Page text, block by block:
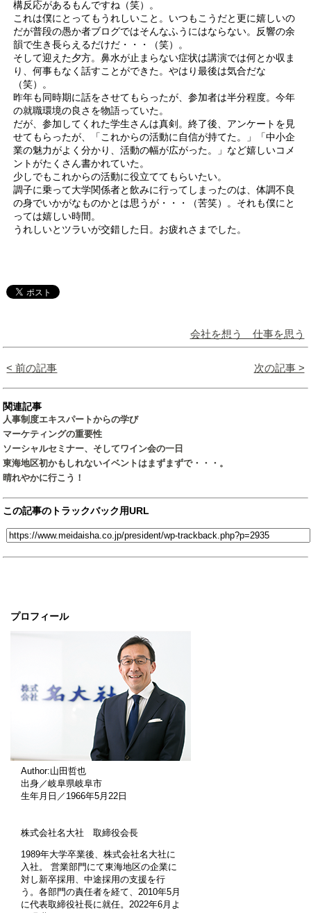
プロフィール
Author:山田哲也
出身／岐阜県岐阜市
生年月日／1966年5月22日
株式会社名大社 取締役会長
1989年大学卒業後、株式会社名大社に
入社。 営業部門にて東海地区の企業に
対し新卒採用、中途採用の支援を行
う。各部門の責任者を経て、2010年5月
に代表取締役社長に就任。2022年6月よ
構反応があるもんですね（笑）。
これは僕にとってもうれしいこと。いつもこうだと更に嬉しいの
だが普段の愚か者ブログではそんなふうにはならない。反響の余
韻で生き長らえるだけだ・・・（笑）。
そして迎えた夕方。鼻水が止まらない症状は講演では何とか収ま
り、何事もなく話すことができた。やはり最後は気合だな
（笑）。
昨年も同時期に話をさせてもらったが、参加者は半分程度。今年
の就職環境の良さを物語っていた。
だが、参加してくれた学生さんは真剣。終了後、アンケートを見
せてもらったが、「これからの活動に自信が持てた。」「中小企
業の魅力がよく分かり、活動の幅が広がった。」など嬉しいコメ
ントがたくさん書かれていた。
少しでもこれからの活動に役立ててもらいたい。
調子に乗って大学関係者と飲みに行ってしまったのは、体調不良
の身でいかがなものかとは思うが・・・（苦笑）。それも僕にと
っては嬉しい時間。
うれしいとツラいが交錯した日。お疲れさまでした。
会社を想う 仕事を思う
< 前の記事 次の記事 >
関連記事
人事制度エキスパートからの学び
マーケティングの重要性
ソーシャルセミナー、そしてワイン会の一日
東海地区初かもしれないイベントはまずまずで・・・。
晴れやかに行こう！
この記事のトラックバック用URL